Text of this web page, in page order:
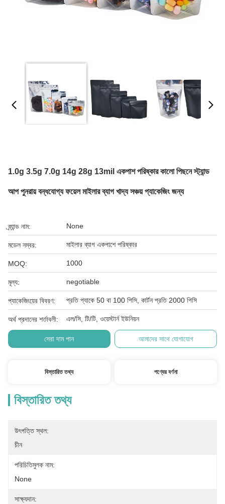
1.0g 3.5g 7.0g 14g 28g 13mil একপাশ পরিষ্কার কালো পিছনে স্ট্যান্ড
আপ পুনরায় বন্ধযোগ্য ফয়েল মাইলার ব্যাগ খাদ্য সঞ্চয় প্যাকেজিং জন্য
ব্র্যান্ড নাম: None
মডেল নম্বর: মাইলার ব্যাগ একপাশে পরিষ্কার
MOQ: 1000
মূল্য: negotiable
প্যাকেজিংয়ের বিবরণ: প্রতি প্যাকে 50 বা 100 পিসি, কার্টন প্রতি 2000 পিসি
অর্থ প্রদানের শর্তাবলী: এল/সি, টি/টি, ওয়েস্টার্ন ইউনিয়ন
সেরা দাম পান আমাদের সাথে যোগাযোগ
বিস্তারিত তথ্য পণ্যের বর্ণনা
বিস্তারিত তথ্য
উৎপত্তি স্থল:
চীন
পরিচিতিমুলক নাম:
None
সাক্ষ্যদান: